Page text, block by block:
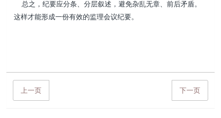
总之，纪要应分条、分层叙述，避免杂乱无章、前后矛盾。
这样才能形成一份有效的监理会议纪要。
上一页 下一页